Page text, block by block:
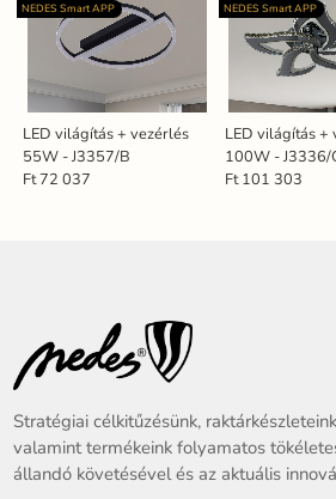
LED világítás + vezérlés
55W - J3357/B
NEDES Smart APP
Ft 72 037
LED világítás +
100W - J3336/
NEDES Smart APP
Ft 101 303
Stratégiai célkitűzésünk,
valamint termékeink folyamatos
állandó követésével és az aktuális